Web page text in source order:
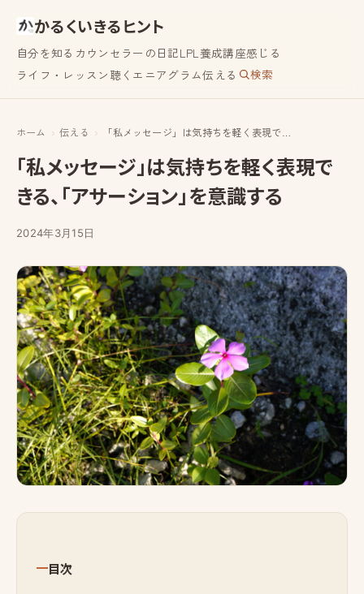
かるくいきるヒント
自分を知る カウンセラーの日記LPL養成講座感じる
ライフ・レッスン 聴く エニアグラム伝える 検索
ホーム 伝える 「私メッセージ」は気持ちを軽く表現できる、「アサーション」を意識する
「私メッセージ」は気持ちを軽く表現で
きる、「アサーション」を意識する
2024年3月15日
目次